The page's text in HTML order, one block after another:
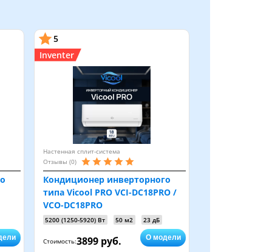
5
Inventer
Настенная сплит-система
Отзывы (0)
Кондиционер инверторного
типа Vicool PRO VCI-DC18PRO /
VCO-DC18PRO
5200 (1250-5920) Вт 50 м2 23 дБ
Стоимость:3899 руб. О модели